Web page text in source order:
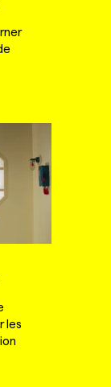
les